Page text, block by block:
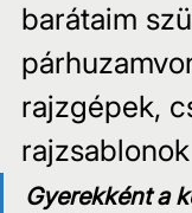
barátaim
rajzgépek,
Gyerekként a